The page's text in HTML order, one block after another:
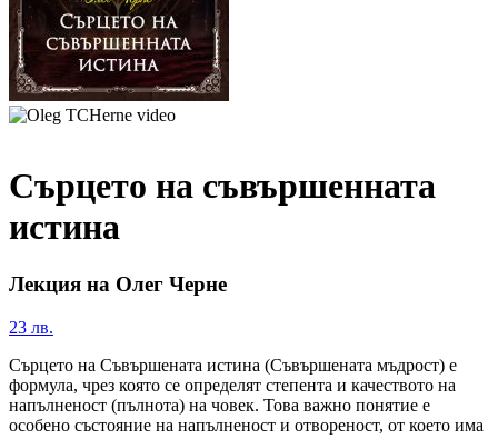
Сърцето на съвършенната
истина
Лекция на Олег Черне
23 лв.
Сърцето на Съвършената истина (Съвършената мъдрост) е
формула, чрез която се определят степента и качеството на
напълненост (пълнота) на човек. Това важно понятие е
особено състояние на напълненост и отвореност, от което има